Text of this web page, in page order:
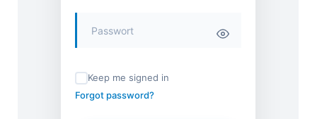
Keep me signed in
Forgot password?